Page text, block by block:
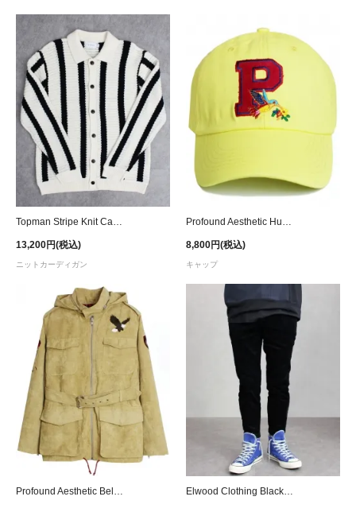
13,200円(税込)
ニットカーディガン
8,800円(税込)
キャップ